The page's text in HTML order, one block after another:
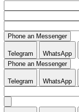
Phone an Messenger
Telegram WhatsApp
Phone an Messenger
Telegram WhatsApp